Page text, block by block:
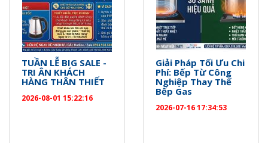
TUẦN LỄ BIG SALE -
TRI ÂN KHÁCH
HÀNG THÂN THIẾT
2026-08-01 15:22:16
Giải Pháp Tối Ưu Chi
Phí: Bếp Từ Công
Nghiệp Thay Thế
Bếp Gas
2026-07-16 17:34:53